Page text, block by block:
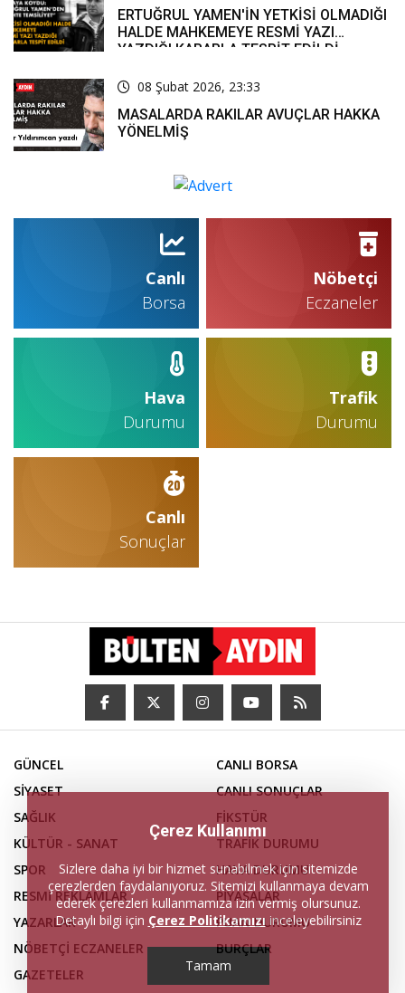
ERTUĞRUL YAMEN'İN YETKİSİ OLMADIĞI
HALDE MAHKEMEYE RESMİ YAZI
YAZDIĞI KARARLA TESPİT EDİLDİ
08 Şubat 2026, 23:33
MASALARDA RAKILAR AVUÇLAR HAKKA
YÖNELMİŞ
Canlı
Borsa
Nöbetçi
Eczaneler
Hava
Durumu
Trafik
Durumu
Canlı
Sonuçlar
GÜNCEL
SİYASET
SAĞLIK
KÜLTÜR - SANAT
SPOR
RESMİ REKLAMLAR
YAZARLAR
NÖBETÇİ ECZANELER
CANLI BORSA
CANLI SONUÇLAR
FİKSTÜR
TRAFİK DURUMU
HAVA DURUMU
PİYASALAR
PUAN DURUMU
BURÇLAR
GAZETELER
Çerez Kullanımı
Sizlere daha iyi bir hizmet sunabilmek için sitemizde
çerezlerden faydalanıyoruz. Sitemizi kullanmaya devam
ederek çerezleri kullanmamıza izin vermiş olursunuz.
Detaylı bilgi için Çerez Politikamızıinceleyebilirsiniz
Tamam